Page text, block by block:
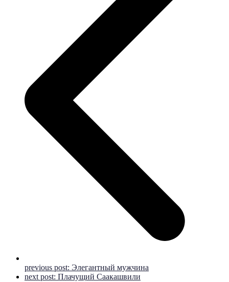
previous post: Элегантный мужчина
next post: Плачущий Саакашвили